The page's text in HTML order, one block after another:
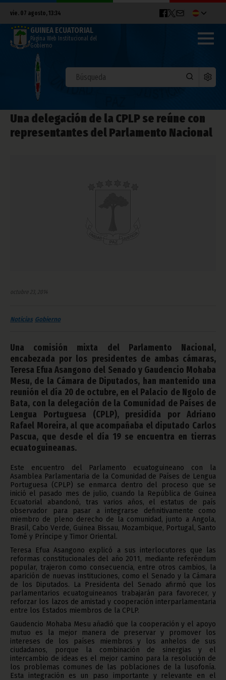
vie. 07 agosto, 13:34
GUINEA ECUATORIAL
Página Web Institucional del
Gobierno
Una delegación de la CPLP se reúne con
representantes del Parlamento Nacional
octubre 23, 2014
Noticias Gobierno
Una comisión mixta del Parlamento Nacional,
encabezada por los presidentes de ambas cámaras,
Teresa Efua Asangono del Senado y Gaudencio Mohaba
Mesu, de la Cámara de Diputados, han mantenido una
reunión el día 20 de octubre, en el Palacio de Ngolo de
Bata, con la delegación de la Comunidad de Países de
Lengua Portuguesa (CPLP), presidida por Adriano
Rafael Moreira, al que acompañaba el diputado Carlos
Pascua, que desde el día 19 se encuentra en tierras
ecuatoguineanas.
Este encuentro del Parlamento ecuatoguineano con la
Asamblea Parlamentaria de la Comunidad de Países de Lengua
Portuguesa (CPLP) se enmarca dentro del proceso que se
inició el pasado mes de julio, cuando la República de Guinea
Ecuatorial abandonó, tras varios años, el estatus de país
observador para pasar a integrarse definitivamente como
miembro de pleno derecho de la comunidad, junto a Angola,
Brasil, Cabo Verde, Guinea Bissau, Mozambique, Portugal, Santo
Tomé y Príncipe y Timor Oriental.
Teresa Efua Asangono explicó a sus interlocutores que las
reformas constitucionales del año 2011, mediante referéndum
popular, trajeron como consecuencia, entre otros cambios, la
aparición de nuevas instituciones, como el Senado y la Cámara
de los Diputados. La Presidenta del Senado afirmó que los
parlamentarios ecuatoguineanos trabajarán para favorecer, y
reforzar los lazos de amistad y cooperación interparlamentaria
entre los Estados miembros de la CPLP.
Gaudencio Mohaba Mesu añadió que la cooperación y el apoyo
mutuo es la mejor manera de preservar y promover los
intereses de los países miembros y los anhelos de sus
ciudadanos, porque la combinación de sinergias y el
intercambio de ideas es el mejor camino para la resolución de
los problemas comunes de las poblaciones de la lusofonía.
Esta integración es un paso importante y relevante en el